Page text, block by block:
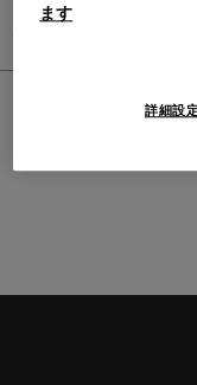
CATALOGUES
ONLINE
ます
詳細設